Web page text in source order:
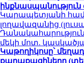
ինքնասպանություն
Կարապետյանի
լողավազանից
մեկի մոտ.
Կաթողիկոսը՝
քաղաքացիները